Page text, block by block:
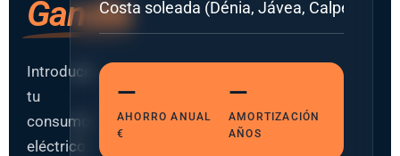
Gandía
Introduce
tu
consumo
eléctrico
—
AHORRO ANUAL
€
—
AMORTIZACIÓN
AÑOS